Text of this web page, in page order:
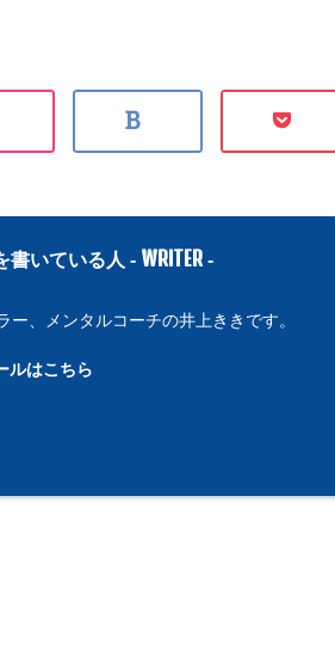
書いている人 - WRITER -
ー、メンタルコーチの井上ききです。
ルはこちら